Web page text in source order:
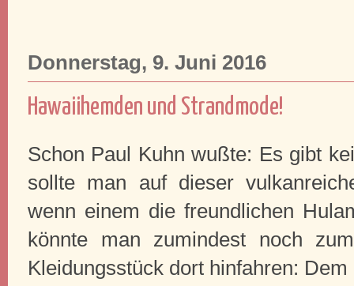
Donnerstag, 9. Juni 2016
Hawaiihemden und Strandmode!
Schon Paul Kuhn wußte: Es gibt
sollte man auf dieser
wenn einem die freundlichen
könnte man zumindest noch
Kleidungsstück dort hinfahren: